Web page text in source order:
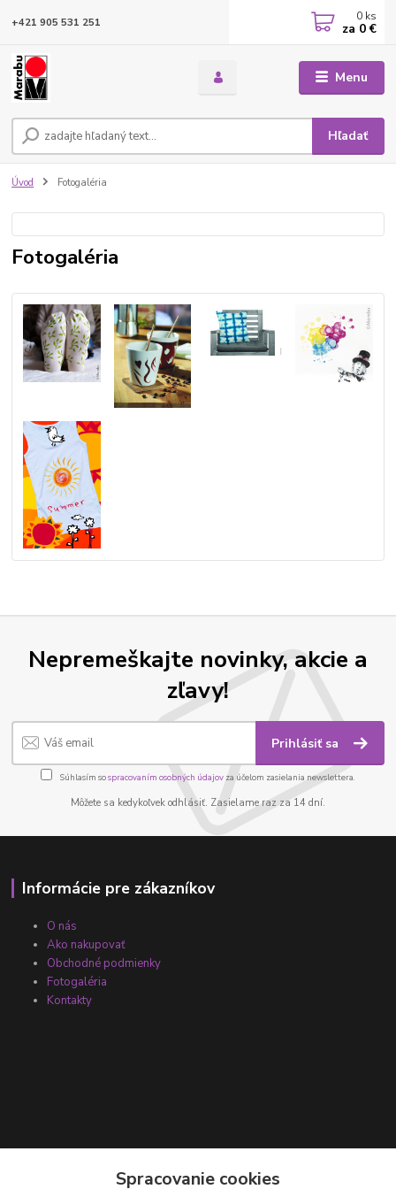
Menu
Hľadať
+421 905 531 251 0 ks
za 0 €
Úvod Fotogaléria
Fotogaléria
Nepremeškajte novinky, akcie a
zľavy!
Prihlásiť sa
Súhlasím sospracovaním osobných údajov za účelom zasielania newslettera.
Môžete sa kedykoľvek odhlásiť. Zasielame raz za 14 dní.
Informácie pre zákazníkov
O nás
Ako nakupovať
Obchodné podmienky
Fotogaléria
Kontakty
Spracovanie cookies